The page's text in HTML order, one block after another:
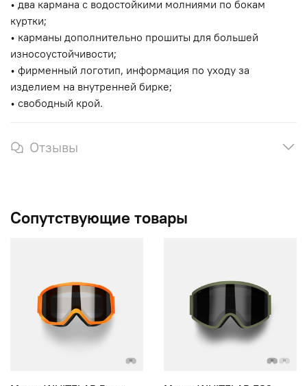
• два кармана с водостойкими молниями по бокам
куртки;
• карманы дополнительно прошиты для большей
износоустойчивости;
• фирменный логотип, информация по уходу за
изделием на внутренней бирке;
• свободный крой.
Отзывы
Сопутствующие товары